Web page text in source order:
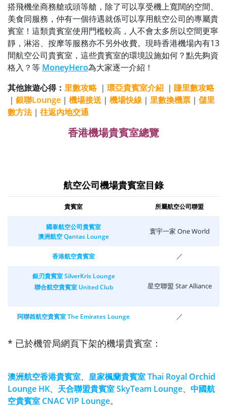
搭飛機坐商務艙或頭等艙，除了可以享受機上寬闊的空間、
美食同服務，仲有一個待遇就係可以享用航空公司的專屬貴
賓室！這類貴賓室使用門檻較高，人不會太多所以空間更寧
靜，淋浴、按摩等服務亦不另外收費。現時香港機場內有13
間航空公司貴賓室，這些貴賓室的環境設施如何？點先夠資
格入？等 MoneyHero為大家逐一介紹！
其他旅遊心得： 里數攻略 ｜ 環亞貴賓室介紹 ｜ 賺里數攻略
｜ 銀聯Lounge ｜ 機場接送 ｜ 機場快線 ｜ 里數換機票 ｜ 儲里
數方法｜ 往返內地交通
香港機場貴賓室總覽
航空公司機場貴賓室目錄
貴賓室 所屬航空公司聯盟
國泰航空公司貴賓室
澳洲航空 Qantas Lounge
寰宇一家 One World
香港航空貴賓室 ／
銀刃貴賓室 SilverKris Lounge
聯合航空貴賓室 United Club
星空聯盟 Star Alliance
阿聯酋航空貴賓室 The Emirates Lounge ／
* 已於機管局網頁下架的機場貴賓室：
澳洲航空香港貴賓室、 皇家楓蘭貴賓室 Thai Royal Orchid
Lounge HK、 天合聯盟貴賓室 SkyTeam Lounge、 中國航
空貴賓室 CNAC VIP Lounge。